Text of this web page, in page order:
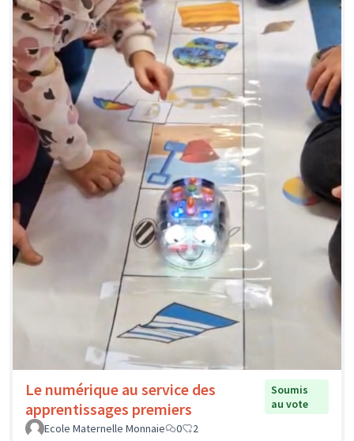
Le numérique au service des
apprentissages premiers
Soumis
au vote
Ecole Maternelle Monnaie
0 2